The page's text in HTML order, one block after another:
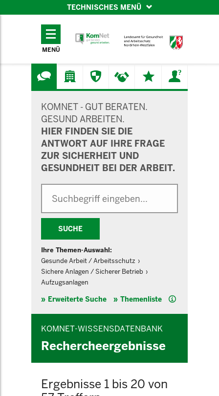
TECHNISCHES MENÜ
TECHNISCHES
MENÜ
KOMNET - GUT BERATEN.
GESUND ARBEITEN.
HIER FINDEN SIE DIE
ANTWORT AUF IHRE FRAGE
ZUR SICHERHEIT UND
GESUNDHEIT BEI DER ARBEIT.
SUCHE
Ihre Themen-Auswahl:
Gesunde Arbeit / Arbeitsschutz
Sichere Anlagen / Sicherer Betrieb
Aufzugsanlagen
Erweiterte Suche Themenliste Hilfe
KOMNET-WISSENSDATENBANK
Rechercheergebnisse
Ergebnisse 1 bis 20 von